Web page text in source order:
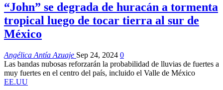
“John” se degrada de huracán a tormenta
tropical luego de tocar tierra al sur de
México
Angélica Antía Azuaje Sep 24, 2024 0
Las bandas nubosas reforzarán la probabilidad de lluvias de fuertes a
muy fuertes en el centro del país, incluido el Valle de México
EE.UU